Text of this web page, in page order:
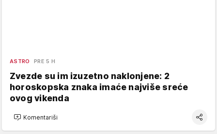
ASTRO PRE 5 H
Zvezde su im izuzetno naklonjene: 2
horoskopska znaka imaće najviše sreće
ovog vikenda
Komentariši